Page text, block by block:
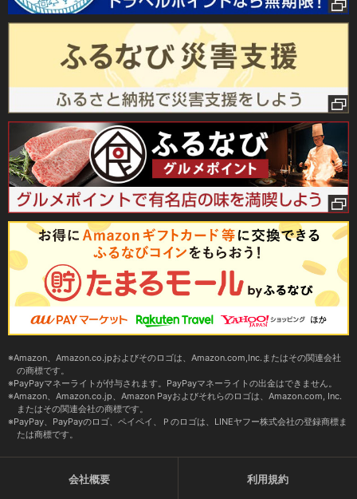
Amazon、Amazon.co.jpおよびそのロゴは、Amazon.com,Inc.またはその関連会社
の商標です。
PayPayマネーライトが付与されます。PayPayマネーライトの出金はできません。
Amazon、Amazon.co.jp、Amazon Payおよびそれらのロゴは、Amazon.com, Inc.
またはその関連会社の商標です。
PayPay、PayPayのロゴ、ペイペイ、Ｐのロゴは、LINEヤフー株式会社の登録商標ま
たは商標です。
会社概要 利用規約